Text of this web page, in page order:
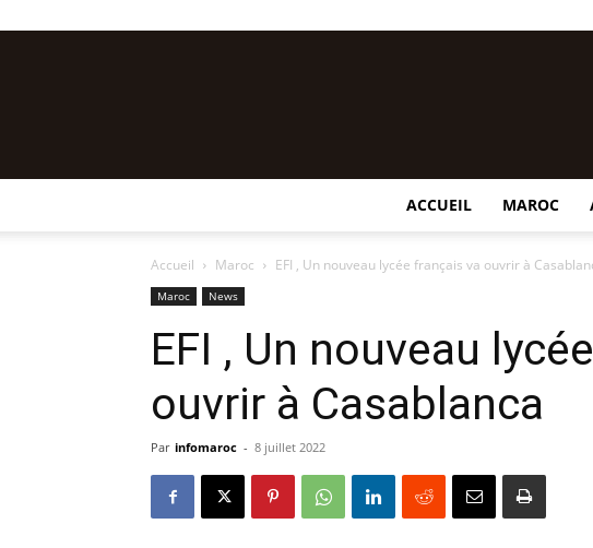
ACCUEIL MAROC
Accueil Maroc EFI , Un nouveau lycée français va ouvrir à
Maroc News
EFI , Un nouveau
ouvrir à Casablanca
Par infomaroc - 8 juillet 2022